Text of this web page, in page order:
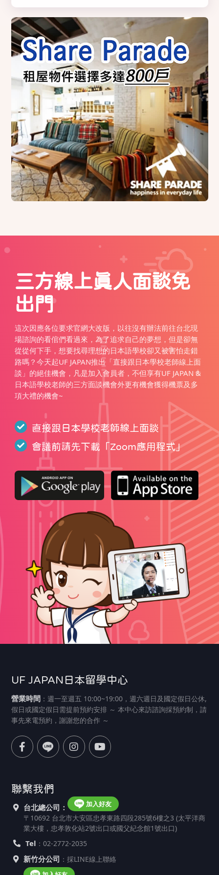
三方線上真人面談免
出門
這次因應各位要求官網大改版，以往沒有辦法前往台北現
場諮詢的看倌們看過來，為了追求自己的夢想，但是卻無
從從何下手，想要找尋理想的日本語學校卻又被害怕走錯
路嗎？今天起UF JAPAN推出「直接跟日本學校老師線上面
談」的絕佳機會，凡是加入會員者，不但享有UF JAPAN &
日本語學校老師的三方面談機會外更有機會獲得機票及多
項大禮的機會~
直接跟日本學校老師線上面談
會議前請先下載「 Zoom應用程式」
UF JAPAN日本留學中心
營業時間 ：週一至週五 10:00~19:00，週六週日及國定假日公休,
假日或國定假日需提前預約安排 ～ 本中心來訪諮詢採預約制，請
事先來電預約，謝謝您的合作 ～
聯繫我們
台北總公司： 加入好友
〒10692 台北市大安區忠孝東路四段285號6樓之3 (太平洋商
業大樓，忠孝敦化站2號出口或國父紀念館1號出口)
Tel ：02-2772-2035
新竹分公司 ：採LINE線上聯絡